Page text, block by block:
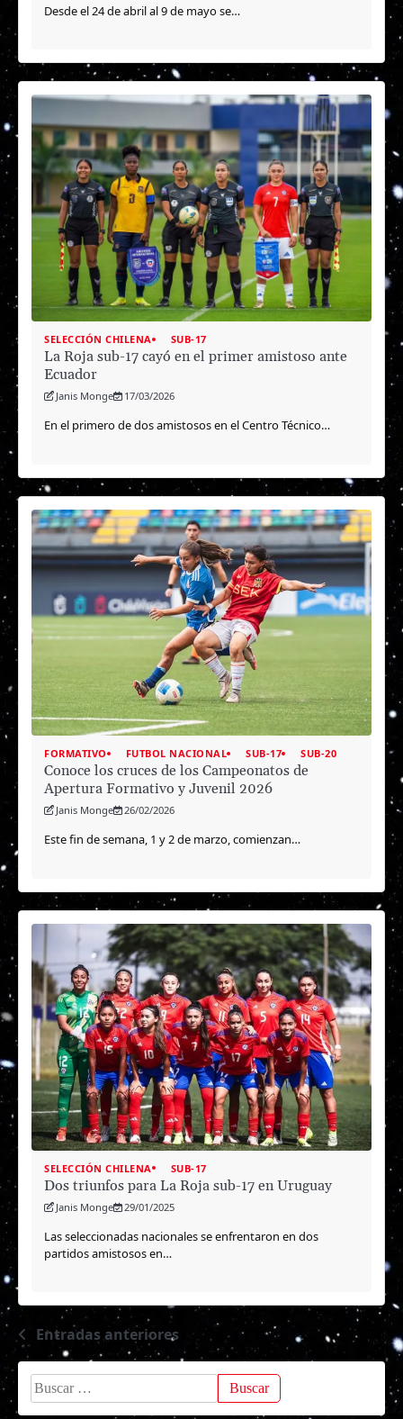
Desde el 24 de abril al 9 de mayo se…
SELECCIÓN CHILENA SUB-17
La Roja sub-17 cayó en el primer amistoso ante
Ecuador
Janis Monge 17/03/2026
En el primero de dos amistosos en el Centro Técnico…
FORMATIVO FUTBOL NACIONAL SUB-17 SUB-20
Conoce los cruces de los Campeonatos de
Apertura Formativo y Juvenil 2026
Janis Monge 26/02/2026
Este fin de semana, 1 y 2 de marzo, comienzan…
SELECCIÓN CHILENA SUB-17
Dos triunfos para La Roja sub-17 en Uruguay
Janis Monge 29/01/2025
Las seleccionadas nacionales se enfrentaron en dos
partidos amistosos en…
Navegación
de
entradas
Entradas anteriores
Buscar: